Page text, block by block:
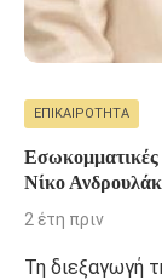
ΕΠΙΚΑΙΡΌΤΗΤΑ
Νίκο
2 έτη πριν
Τη διεξαγωγή